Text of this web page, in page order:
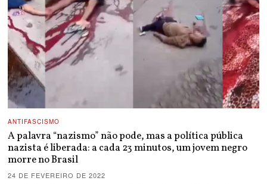
ANTIFASCISMO
A palavra “nazismo” não pode, mas a política pública
nazista é liberada: a cada 23 minutos, um jovem negro
morre no Brasil
24 DE FEVEREIRO DE 2022